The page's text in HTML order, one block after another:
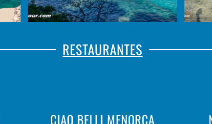
RESTAURANTES
CIAO BELLI MENORCA